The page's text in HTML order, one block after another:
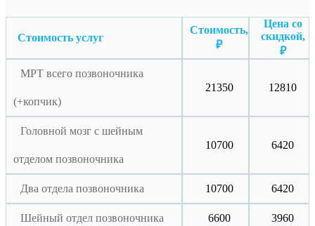
Стоимость услуг
Стоимость,
₽
Цена со
скидкой,
₽
МРТ всего позвоночника
(+копчик)
21350 12810
Головной мозг с шейным
отделом позвоночника
10700 6420
Два отдела позвоночника 10700 6420
Шейный отдел позвоночника 6600 3960